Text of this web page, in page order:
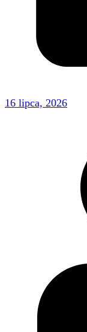
16 lipca, 2026